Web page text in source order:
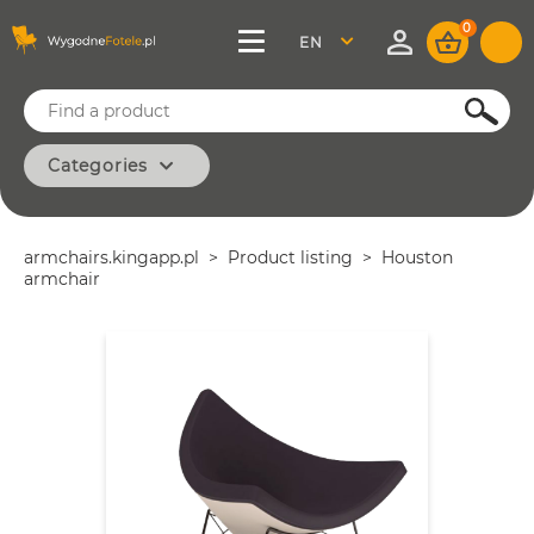
Categories
OFFICE
SEARCH
ENGLISH
0
armchairs.kingapp.pl Product listing
Houston
armchair